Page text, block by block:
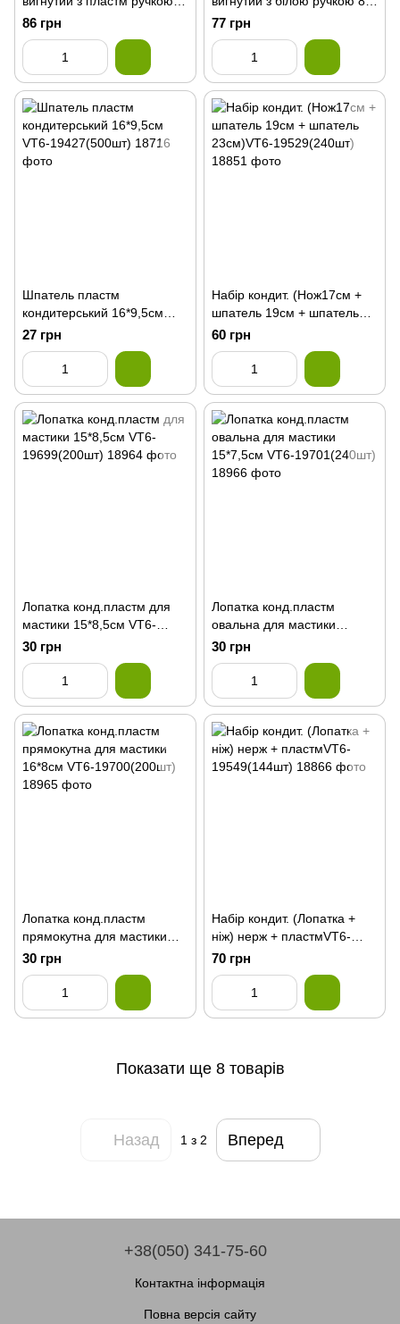
10 VT6-19387(144шт)
86 грн
VT6-19386(144шт)
77 грн
Шпатель пластм
кондитерський 16*9,5см
VT6-19427(500шт)
27 грн
Набір кондит. (Нож17см +
шпатель 19см + шпатель
23см)VT6-19529(240шт)
60 грн
Лопатка конд.пластм для
мастики 15*8,5см VT6-
19699(200шт)
30 грн
Лопатка конд.пластм
овальна для мастики
15*7,5см VT6-19701(240шт)
30 грн
Лопатка конд.пластм
прямокутна для мастики
16*8см VT6-19700(200шт)
30 грн
Набір кондит. (Лопатка +
ніж) нерж + пластмVT6-
19549(144шт)
70 грн
Показати ще 8 товарів
Назад 1 з 2 Вперед
+38(050) 341-75-60
Контактна інформація
Повна версія сайту